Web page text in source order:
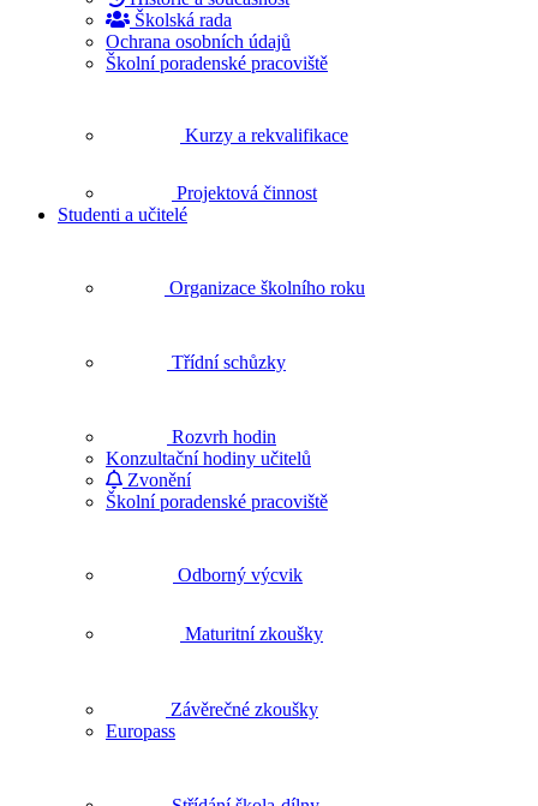
Školská rada
Ochrana osobních údajů
Školní poradenské pracoviště
Kurzy a rekvalifikace
Projektová činnost
Studenti a učitelé
Organizace školního roku
Třídní schůzky
Rozvrh hodin
Konzultační hodiny učitelů
Zvonění
Školní poradenské pracoviště
Odborný výcvik
Maturitní zkoušky
Závěrečné zkoušky
Europass